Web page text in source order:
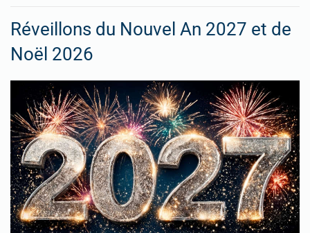
Réveillons du Nouvel An 2027 et de
Noël 2026